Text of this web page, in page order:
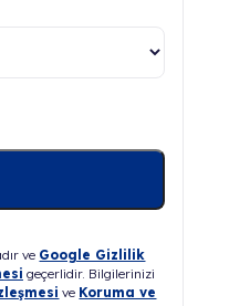
ve Google Gizlilik
geçerlidir. Bilgilerinizi
ve Koruma ve